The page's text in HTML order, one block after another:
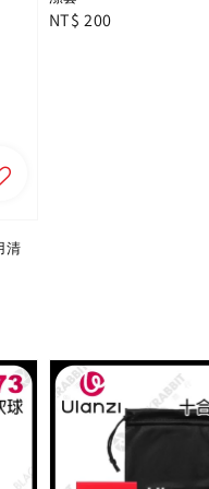
清
Regular
NT$ 200